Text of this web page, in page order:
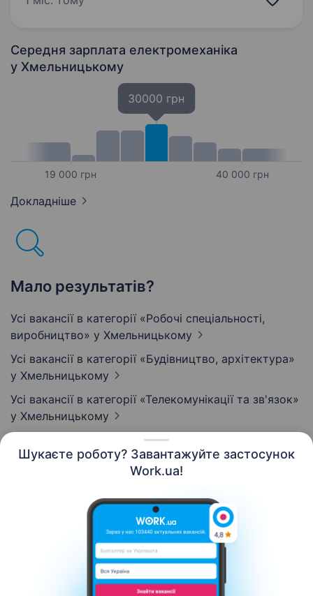
Шукаєте роботу? Завантажуйте застосунок
Work.ua!
Середня зарплата електромеханіка
у Хмельницькому
19 000 грн
30000 грн
40 000 грн
Докладніше
Мало результатів?
Усі вакансії в категорії «Робочі спеціальності,
виробництво» у Хмельницькому
Усі вакансії в категорії «Будівництво, архітектура»
у Хмельницькому
Усі вакансії в категорії «Телекомунікації та зв'язок»
у Хмельницькому